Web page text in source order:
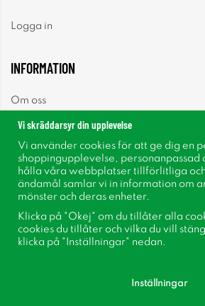
Logga in
INFORMATION
Om oss
Nyhetsbrev
Om cookies
Inspiration
Vi skräddarsyr din upplevelse
Vi använder cookies för att ge dig en
shoppingupplevelse, personanpassad
hålla våra webbplatser tillförlitliga
ändamål samlar vi in information om
mönster och deras enheter.
Klicka på "Okej" om du tillåter alla
cookies du tillåter och vilka du vill
klicka på "Inställningar" nedan.
Inställningar